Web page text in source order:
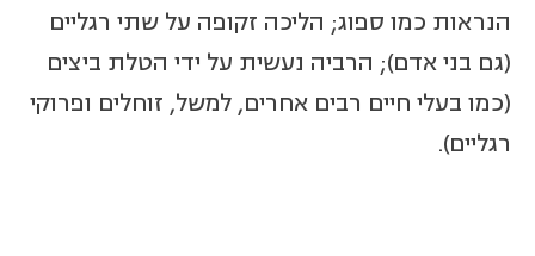
הנראות כמו ספוג; הליכה זקופה על שתי רגליים
(גם בני אדם); הרביה נעשית על ידי הטלת ביצים
(כמו בעלי חיים רבים אחרים, למשל, זוחלים ופרוקי
רגליים).